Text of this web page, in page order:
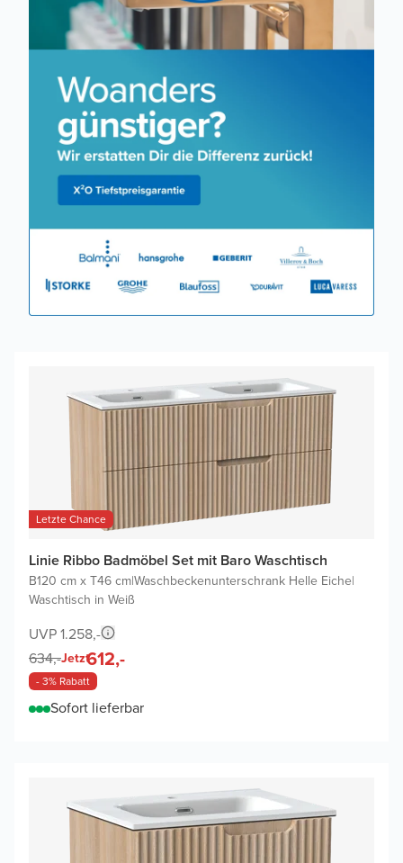
Letzte Chance
Linie Ribbo Badmöbel Set mit Baro Waschtisch
B120 cm x T46 cm|Waschbeckenunterschrank Helle Eiche|
Waschtisch in Weiß
UVP 1.258,-
634,-Jetzt612,-
- 3% Rabatt
Sofort lieferbar